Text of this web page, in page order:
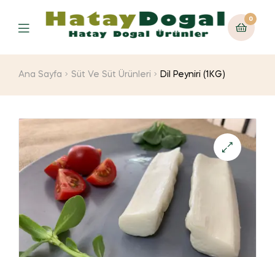
0
Ana Sayfa Süt Ve Süt Ürünleri Dil Peyniri (1KG)